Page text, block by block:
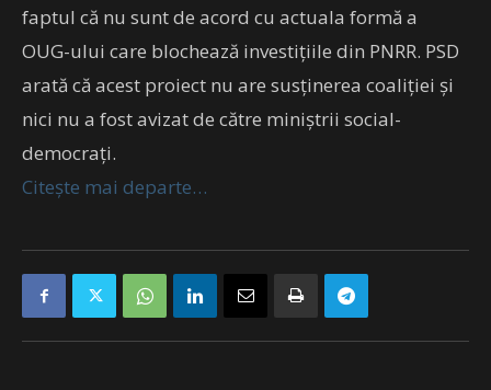
faptul că nu sunt de acord cu actuala formă a
OUG-ului care blochează investițiile din PNRR. PSD
arată că acest proiect nu are susținerea coaliției și
nici nu a fost avizat de către miniștrii social-
democrați.
Citește mai departe…